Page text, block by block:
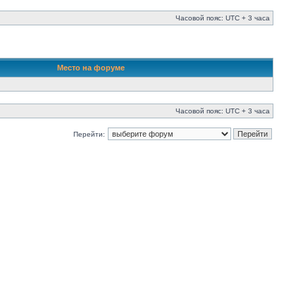
Часовой пояс: UTC + 3 часа
Место на форуме
Часовой пояс: UTC + 3 часа
Перейти: